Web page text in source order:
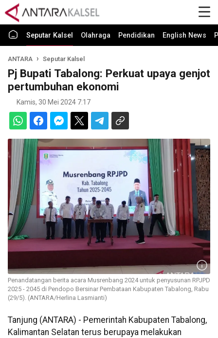
Seputar Kalsel Olahraga Pendidikan English News
ANTARA Seputar Kalsel
Pj Bupati Tabalong: Perkuat upaya genjot
pertumbuhan ekonomi
Kamis, 30 Mei 2024 7:17
Penandatangan berita acara Musrenbang 2024 untuk penyusunan RPJPD
2025 - 2045 di Pendopo Bersinar Pembataan Kabupaten Tabalong, Rabu
(29/5). (ANTARA/Herlina Lasmianti)
Tanjung (ANTARA) - Pemerintah Kabupaten Tabalong,
Kalimantan Selatan terus berupaya melakukan